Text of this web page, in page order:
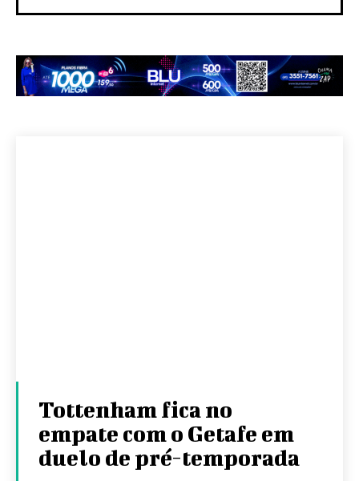
Tottenham fica no
empate com o Getafe em
duelo de pré-temporada